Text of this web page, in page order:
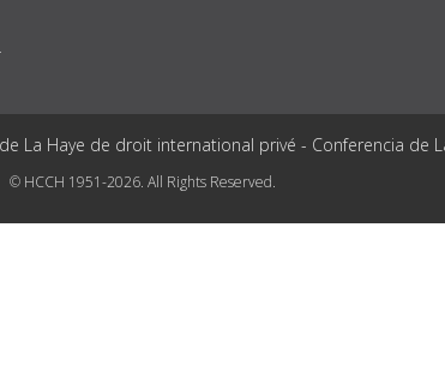
La Haye de droit international privé - Conferencia de
© HCCH 1951-2026. All Rights Reserved.